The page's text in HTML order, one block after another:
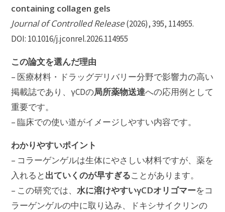
containing collagen gels
Journal of Controlled Release(2026), 395, 114955.
DOI: 10.1016/j.jconrel.2026.114955
この論文を選んだ理由
– 医療材料・ドラッグデリバリー分野で影響力の高い
掲載誌であり、γCDの局所薬物送達への応用例として
重要です。
– 臨床での使い道がイメージしやすい内容です。
わかりやすいポイント
– コラーゲンゲルは生体にやさしい材料ですが、薬を
入れると出ていくのが早すぎることがあります。
– この研究では、 水に溶けやすいγCDオリゴマーをコ
ラーゲンゲルの中に取り込み、ドキシサイクリンの